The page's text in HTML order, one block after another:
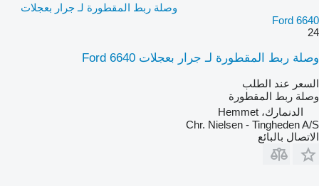
وصلة ربط المقطورة لـ جرار بعجلات
Ford 6640
24
وصلة ربط المقطورة لـ جرار بعجلات Ford 6640
السعر عند الطلب
وصلة ربط المقطورة
الدنمارك، Hemmet
Chr. Nielsen - Tingheden A/S
الاتصال بالبائع